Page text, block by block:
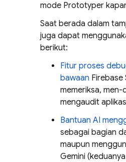
mode Prototyper
Saat berada dalam
juga dapat
berikut:
Fitur proses
bawaan Firebase
memeriksa, men-
mengaudit
Bantuan AI
sebagai bagian
maupun
Gemini